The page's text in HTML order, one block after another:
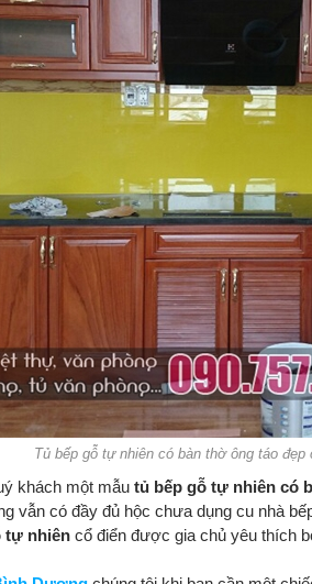
Tủ bếp gỗ tự nhiên có bàn thờ ông táo
khách một mẫu tủ bếp gỗ tự nhiên có
vẫn có đầy đủ hộc chưa dụng cu nhà
tự nhiên cổ điển được gia chủ yêu thích